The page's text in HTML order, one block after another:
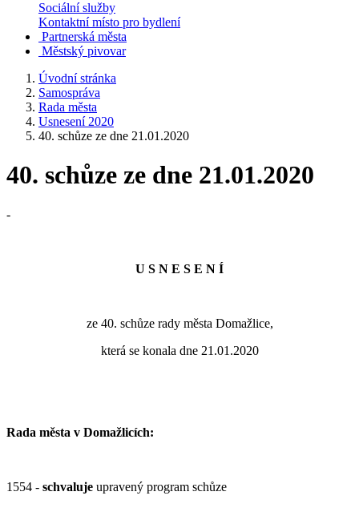
Sociální služby
Kontaktní místo pro bydlení
Partnerská města
Městský pivovar
Úvodní stránka
Samospráva
Rada města
Usnesení 2020
40. schůze ze dne 21.01.2020
40. schůze ze dne 21.01.2020
-
U S N E S E N Í
ze 40. schůze rady města Domažlice,
která se konala dne 21.01.2020
Rada města v Domažlicích:
1554 - schvaluje upravený program schůze